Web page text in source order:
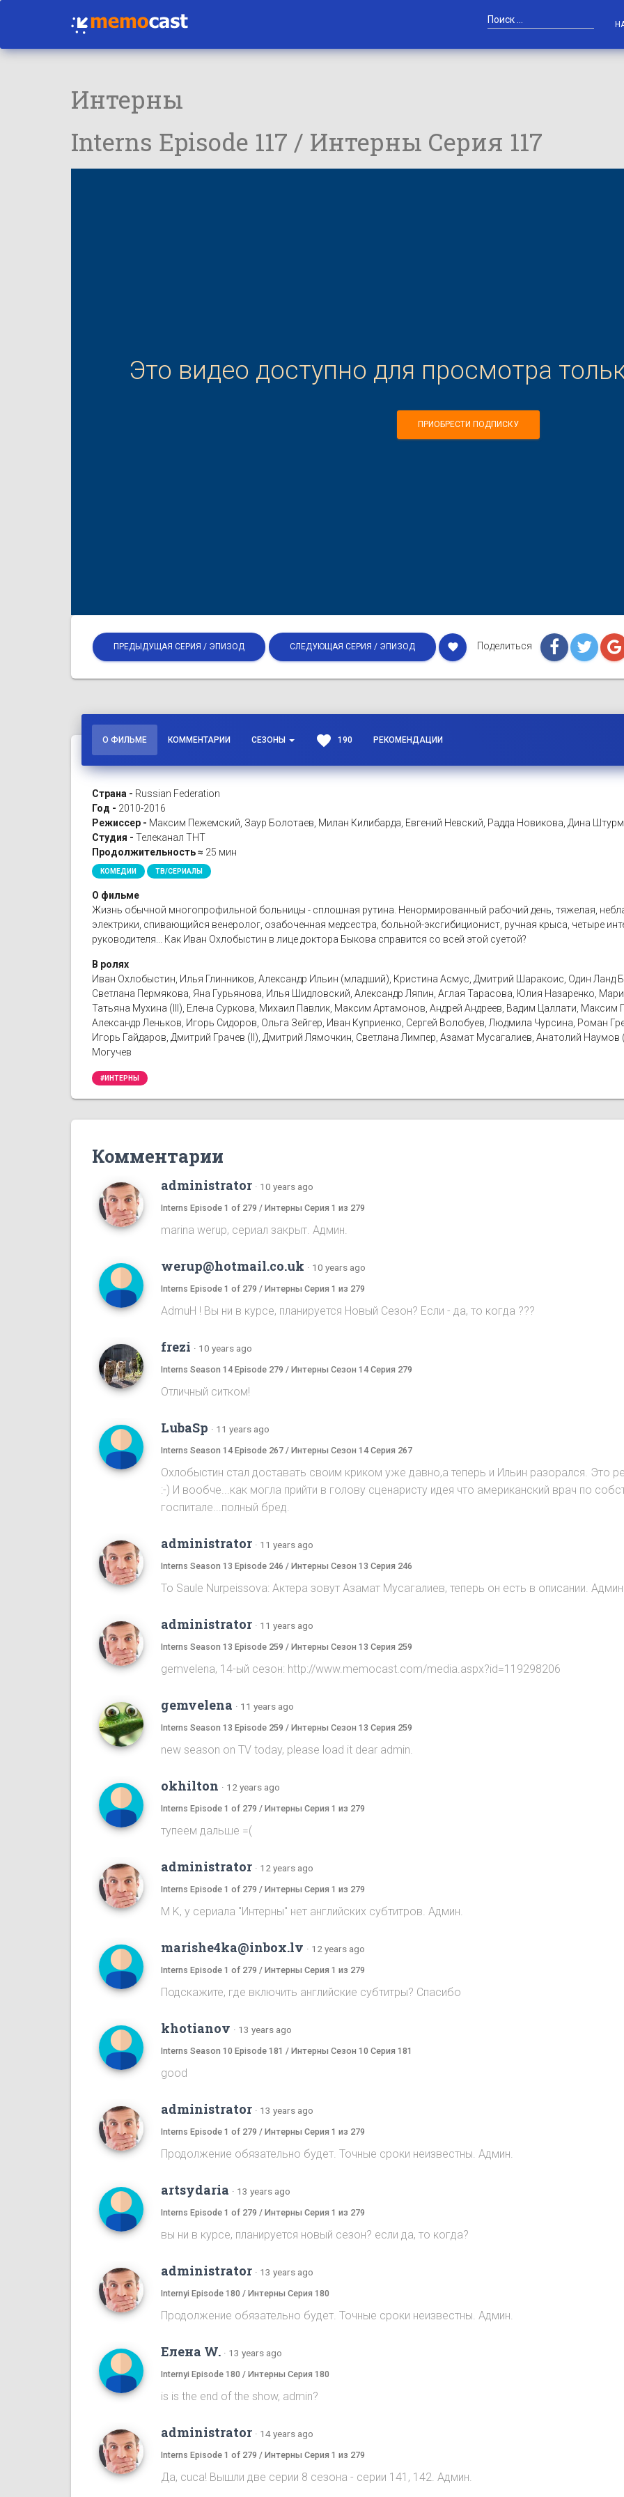
Интерны
Interns Episode 117 / Интерны Серия 117
Это видео доступно для просмотра
ПРИОБРЕСТИ ПОДПИСКУ
ПРЕДЫДУЩАЯ СЕРИЯ / ЭПИЗОД СЛЕДУЮЩАЯ СЕРИЯ / ЭПИЗОД favorite Поделиться
О ФИЛЬМЕ КОММЕНТАРИИ СЕЗОНЫ favorite 190 РЕКОМЕНДАЦИИ
Страна - Russian Federation
Год - 2010-2016
Режиссер - Максим Пежемский, Заур Болотаев, Милан Килибарда, Евгений Невский, Радда Новикова, Дина
Студия - Телеканал ТНТ
Продолжительность ≈ 25 мин
КОМЕДИИ ТВ/СЕРИАЛЫ
О фильме
Жизнь обычной многопрофильной больницы - сплошная рутина. Ненормированный рабочий день, тяжелая,
электрики, спивающийся венеролог, озабоченная медсестра, больной-эксгибиционист, ручная крыса, четыре
руководителя... Как Иван Охлобыстин в лице доктора Быкова справится со всей этой суетой?
В ролях
Иван Охлобыстин, Илья Глинников, Александр Ильин (младший), Кристина Асмус, Дмитрий Шаракоис, Один Ланд
Светлана Пермякова, Яна Гурьянова, Илья Шидловский, Александр Ляпин, Аглая Тарасова, Юлия Назаренко,
Татьяна Мухина (III), Елена Суркова, Михаил Павлик, Максим Артамонов, Андрей Андреев, Вадим Цаллати, Максим
Александр Леньков, Игорь Сидоров, Ольга Зейгер, Иван Куприенко, Сергей Волобуев, Людмила Чурсина, Роман
Игорь Гайдаров, Дмитрий Грачев (II), Дмитрий Лямочкин, Светлана Лимпер, Азамат Мусагалиев, Анатолий
Могучев
#ИНТЕРНЫ
Комментарии
administrator · 10 years ago
Interns Episode 1 of 279 / Интерны Серия 1 из 279
marina werup, сериал закрыт. Админ.
werup@hotmail.co.uk · 10 years ago
Interns Episode 1 of 279 / Интерны Серия 1 из 279
AdmuH ! Bы ни в курсе, планируется Hовый Cезон? Eсли - да, то когда ???
frezi · 10 years ago
Interns Season 14 Episode 279 / Интерны Сезон 14 Серия 279
Отличный ситком!
LubaSp · 11 years ago
Interns Season 14 Episode 267 / Интерны Сезон 14 Серия 267
Охлобыстин стал доставать своим криком уже давно,а теперь и Ильин разорался. Это
:-) И вообче...как могла прийти в голову сценаристу идея что американский врач по
госпитале...полный бред.
administrator · 11 years ago
Interns Season 13 Episode 246 / Интерны Сезон 13 Серия 246
To Saule Nurpeissova: Актера зовут Азамат Мусагалиев, теперь он есть в описании.
administrator · 11 years ago
Interns Season 13 Episode 259 / Интерны Сезон 13 Серия 259
gemvelena, 14-ый сезон: http://www.memocast.com/media.aspx?id=119298206
gemvelena · 11 years ago
Interns Season 13 Episode 259 / Интерны Сезон 13 Серия 259
new season on TV today, please load it dear admin.
okhilton · 12 years ago
Interns Episode 1 of 279 / Интерны Серия 1 из 279
тупеем дальше =(
administrator · 12 years ago
Interns Episode 1 of 279 / Интерны Серия 1 из 279
M K, у сериала "Интерны" нет английских субтитров. Админ.
marishe4ka@inbox.lv · 12 years ago
Interns Episode 1 of 279 / Интерны Серия 1 из 279
Подскажите, где включить английские субтитры? Спасибо
khotianov · 13 years ago
Interns Season 10 Episode 181 / Интерны Сезон 10 Серия 181
good
administrator · 13 years ago
Interns Episode 1 of 279 / Интерны Серия 1 из 279
Продолжение обязательно будет. Точные сроки неизвестны. Админ.
artsydaria · 13 years ago
Interns Episode 1 of 279 / Интерны Серия 1 из 279
вы ни в курсе, планируется новый сезон? если да, то когда?
administrator · 13 years ago
Internyi Episode 180 / Интерны Серия 180
Продолжение обязательно будет. Точные сроки неизвестны. Админ.
Елена W. · 13 years ago
Internyi Episode 180 / Интерны Серия 180
is is the end of the show, admin?
administrator · 14 years ago
Interns Episode 1 of 279 / Интерны Серия 1 из 279
Да, cuca! Вышли две серии 8 сезона - серии 141, 142. Админ.